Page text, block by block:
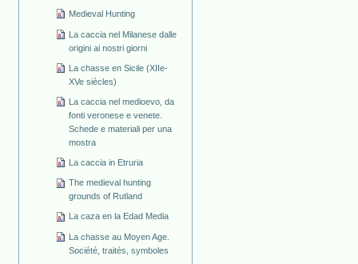
Medieval Hunting
La caccia nel Milanese dalle
origini ai nostri giorni
La chasse en Sicile (XIIe-
XVe siècles)
La caccia nel medioevo, da
fonti veronese e venete.
Schede e materiali per una
mostra
La caccia in Etruria
The medieval hunting
grounds of Rutland
La caza en la Edad Media
La chasse au Moyen Age.
Société, traités, symboles